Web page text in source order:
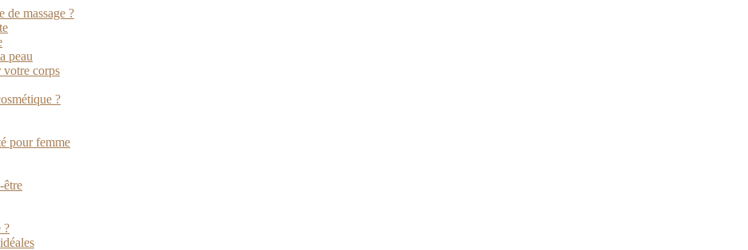
de massage ?
peau
votre corps
?
pour femme
être
?